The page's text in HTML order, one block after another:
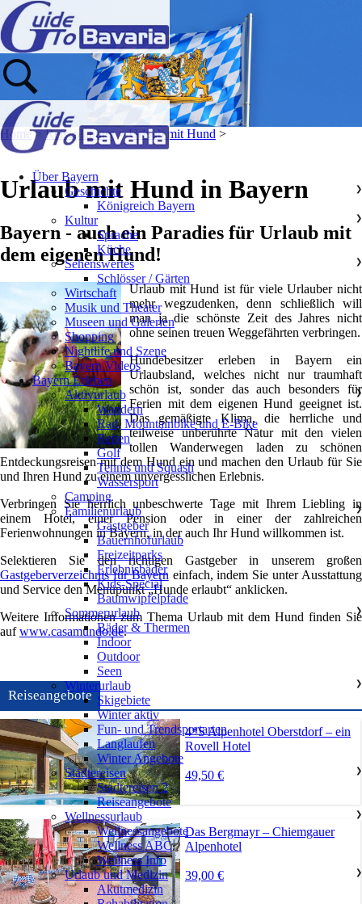
Home>Reiseplanung>Urlaub mit Hund >
Urlaub mit Hund in Bayern
Bayern - auch ein Paradies für Urlaub mit
dem eigenen Hund!
Urlaub mit Hund ist für viele Urlauber nicht
mehr wegzudenken, denn schließlich will
man ja die schönste Zeit des Jahres nicht
ohne seinen treuen Weggefährten verbringen.
Hundebesitzer erleben in Bayern ein
Urlaubsland, welches nicht nur traumhaft
schön ist, sonder das auch besonders für
Ferien mit dem eigenen Hund geeignet ist.
Das gemäßigte Klima, die herrliche und
teilweise unberührte Natur mit den vielen
tollen Wanderwegen laden zu schönen
Entdeckungsreisen mit dem Hund ein und machen den Urlaub für Sie
und Ihren Hund zu einem unvergesslichen Erlebnis.
Verbringen Sie herrlich unbeschwerte Tage mit Ihrem Liebling in
einem Hotel, einer Pension oder in einer der zahlreichen
Ferienwohnungen in Bayern, in der auch Ihr Hund willkommen ist.
Selektieren Sie den richtigen Gastgeber in unserem großen
Gastgeberverzeichnis für Bayern einfach, indem Sie unter Ausstattung
und Service den Menüpunkt „Hunde erlaubt“ anklicken.
Weitere Informationen zum Thema Urlaub mit dem Hund finden Sie
aufwww.casamundo.de.
Reiseangebote
4*S Alpenhotel Oberstdorf – ein
Rovell Hotel
49,50 €
Das Bergmayr – Chiemgauer
Alpenhotel
39,00 €
Über Bayern
Geschichte
❯
Königreich Bayern
Kultur
❯
Sprache
Küche
Sehenswertes
❯
Schlösser / Gärten
Wirtschaft
Musik und Theater
Museen und Galerien
Shopping
Nightlife und Szene
Bayern Videos
Bayern Erleben
Aktivurlaub
❯
Wandern
Rad, Mountainbike und E-Bike
Reiten
Golf
Tennis und Squash
Wassersport
Camping
Familienurlaub
❯
Gastgeber
Bauernhofurlaub
Freizeitparks
Erlebnisbäder
Kids-Special
Baumwipfelpfade
Sommerurlaub
❯
Bäder & Thermen
Indoor
Outdoor
Seen
Winterurlaub
❯
Skigebiete
Winter aktiv
Fun- und Trendsportarten
Langlaufen
Winter Angebote
Städtereisen
❯
Städtereisen 2
Reiseangebote
Wellnessurlaub
❯
Wellnessangebote
Wellness ABC
Wellness Info
Urlaub und Medizin
❯
Akutmedizin